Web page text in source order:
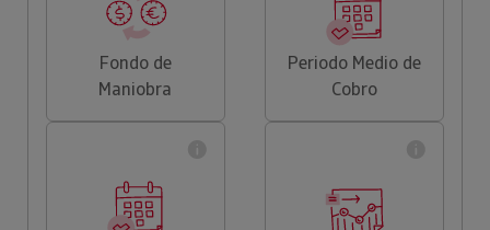
Fondo de
Maniobra
Periodo Medio de
Cobro